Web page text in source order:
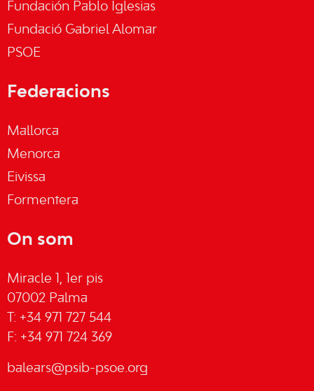
Fundación Pablo Iglesias
Fundació Gabriel Alomar
PSOE
Federacions
Mallorca
Menorca
Eivissa
Formentera
On som
Miracle 1, 1er pis
07002 Palma
T: +34 971 727 544
F: +34 971 724 369
balears@psib-psoe.org